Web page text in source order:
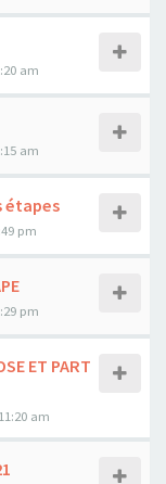
am
am
étapes
pm
pm
ET PART
am